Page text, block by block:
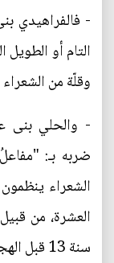
- فالفراهيدي
التام أو
وقلّة من
- والحلي بنى
الشعراء
العشرة، من
سنة 13 قبل الهجرة، في مطلع معلقته: